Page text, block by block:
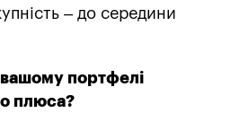
– до середини
портфелі
плюса?